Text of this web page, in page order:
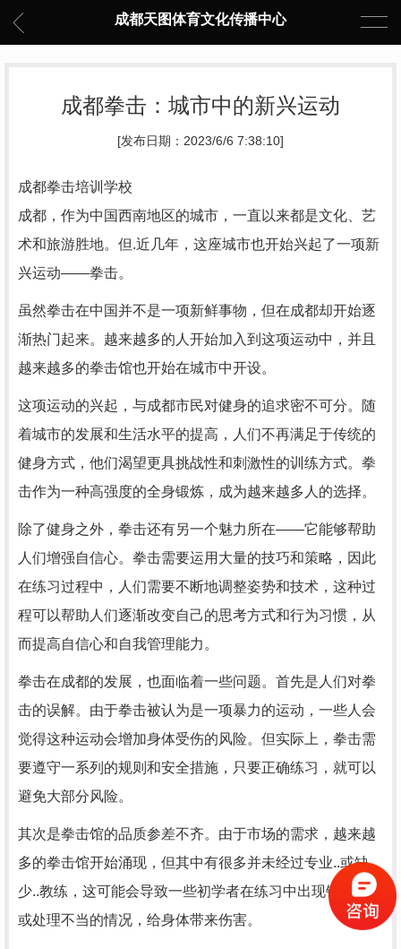
成都天图体育文化传播中心
成都拳击：城市中的新兴运动
[发布日期：2023/6/6 7:38:10]
成都拳击培训学校
成都，作为中国西南地区的城市，一直以来都是文化、艺
术和旅游胜地。但.近几年，这座城市也开始兴起了一项新
兴运动——拳击。
虽然拳击在中国并不是一项新鲜事物，但在成都却开始逐
渐热门起来。越来越多的人开始加入到这项运动中，并且
越来越多的拳击馆也开始在城市中开设。
这项运动的兴起，与成都市民对健身的追求密不可分。随
着城市的发展和生活水平的提高，人们不再满足于传统的
健身方式，他们渴望更具挑战性和刺激性的训练方式。拳
击作为一种高强度的全身锻炼，成为越来越多人的选择。
除了健身之外，拳击还有另一个魅力所在——它能够帮助
人们增强自信心。拳击需要运用大量的技巧和策略，因此
在练习过程中，人们需要不断地调整姿势和技术，这种过
程可以帮助人们逐渐改变自己的思考方式和行为习惯，从
而提高自信心和自我管理能力。
拳击在成都的发展，也面临着一些问题。首先是人们对拳
击的误解。由于拳击被认为是一项暴力的运动，一些人会
觉得这种运动会增加身体受伤的风险。但实际上，拳击需
要遵守一系列的规则和安全措施，只要正确练习，就可以
避免大部分风险。
其次是拳击馆的品质参差不齐。由于市场的需求，越来越
多的拳击馆开始涌现，但其中有很多并未经过专业..或缺
少..教练，这可能会导致一些初学者在练习中出现错误姿势
或处理不当的情况，给身体带来伤害。